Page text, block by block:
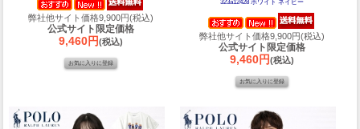
弊社他サイト価格9,900円(税込)
公式サイト限定価格
9,460円(税込)
323a12428 ホワイト ネイビー
弊社他サイト価格9,900円(税込)
公式サイト限定価格
9,460円(税込)